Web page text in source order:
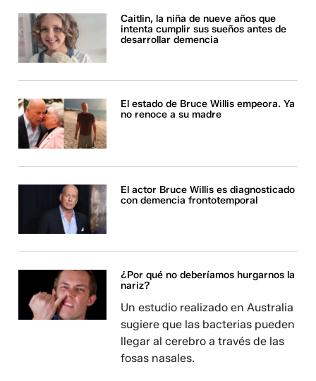
Caitlin, la niña de nueve años que
intenta cumplir sus sueños antes de
desarrollar demencia
El estado de Bruce Willis empeora. Ya
no renoce a su madre
El actor Bruce Willis es diagnosticado
con demencia frontotemporal
¿Por qué no deberíamos hurgarnos la
nariz?
Un estudio realizado en Australia
sugiere que las bacterias pueden
llegar al cerebro a través de las
fosas nasales.